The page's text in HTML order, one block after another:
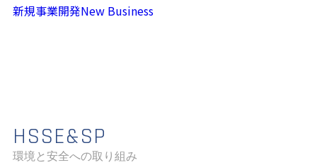
新規事業開発New Business
HSSE&SP
環境と安全への取り組み